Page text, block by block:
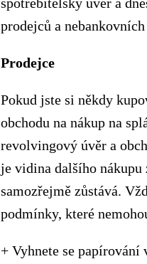
prodejců a
Prodejce
Pokud jste si někdy
obchodu na nákup na
revolvingový úvěr a
je vidina dalšího nákupu
samozřejmě zůstává.
podmínky, které
+ Vyhnete se papírování